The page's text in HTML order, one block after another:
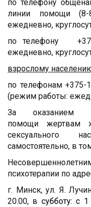
по телефону
линии помощи (8-
ежедневно,
по телефону
ежедневно,
взрослому
по телефонам +375-
(режим работы:
За оказанием
помощи жертвам
сексуального
самостоятельно, в
психотерапии по
г. Минск, ул. Я.
20.00, в субботу: с